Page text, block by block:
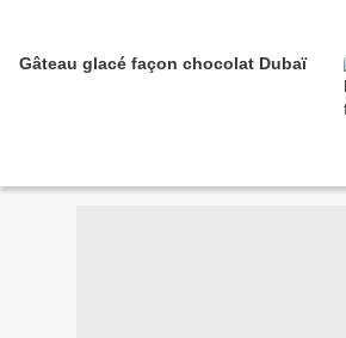
Gâteau glacé façon chocolat Dubaï